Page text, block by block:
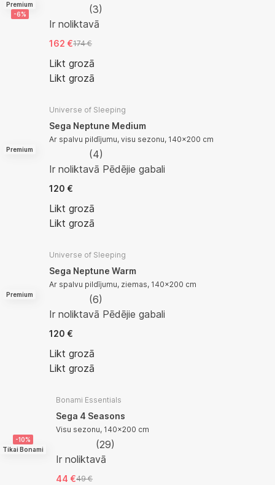
Premium
-6%
(3)
Ir noliktavā
162 €174 €
Likt grozā
Likt grozā
Premium
Universe of Sleeping
Sega Neptune Medium
Ar spalvu pildījumu, visu sezonu, 140x200 cm
(4)
Ir noliktavā Pēdējie gabali
120 €
Likt grozā
Likt grozā
Premium
Universe of Sleeping
Sega Neptune Warm
Ar spalvu pildījumu, ziemas, 140x200 cm
(6)
Ir noliktavā Pēdējie gabali
120 €
Likt grozā
Likt grozā
-10%
Tikai Bonami
Bonami Essentials
Sega 4 Seasons
Visu sezonu, 140x200 cm
(29)
Ir noliktavā
44 €49 €